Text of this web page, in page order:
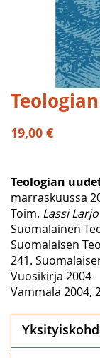
Skip
to
the
beginning
images
gallery
19,00 €
Teologian
marraskuussa
Toim. Lassi Larjo
Suomalainen
Suomalaisen
241.
Vuosikirja 2004
Vammala 2004,